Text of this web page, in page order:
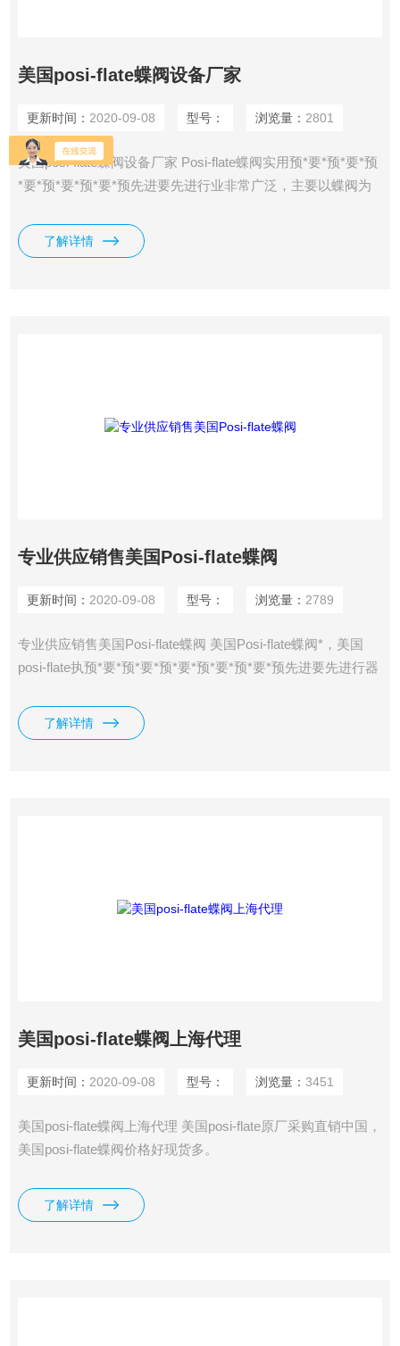
美国posi-flate蝶阀设备厂家
更新时间： 2020-09-08 型号： 浏览量： 2801
美国posi-flate蝶阀设备厂家 Posi-flate蝶阀实用预*要*预*要*预
*要*预*要*预*要*预先进要先进行业非常广泛，主要以蝶阀为
产品均原装，货期稳定，*，可提供原产地证明及报关单，咨
询订购！POSI-FLATE蝶阀我司直接美国源头拿货，价格比国
了解详情
专业供应销售美国Posi-flate蝶阀
更新时间： 2020-09-08 型号： 浏览量： 2789
专业供应销售美国Posi-flate蝶阀 美国Posi-flate蝶阀*，美国
posi-flate执预*要*预*要*预*要*预*要*预*要*预先进要先进行器
机构的气源压力或电源电压。执预*要*预*要*预*要*预*要*预*
要*预先进要先进行机构的类型双作用或者单作用（弹簧复
了解详情
美国posi-flate蝶阀上海代理
更新时间： 2020-09-08 型号： 浏览量： 3451
美国posi-flate蝶阀上海代理 美国posi-flate原厂采购直销中国，
美国posi-flate蝶阀价格好现货多。
了解详情